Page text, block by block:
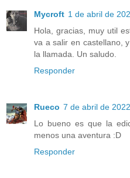
Mycroft 1 de abril de
Hola, gracias, muy util
va a salir en castellano,
la llamada. Un saludo.
Responder
Rueco 7 de abril de
Lo bueno es que la
menos una aventura :D
Responder